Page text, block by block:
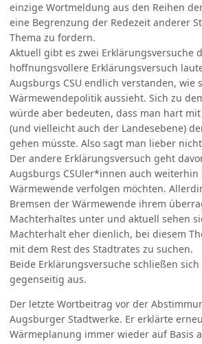
einzige Wortmeldung aus den Reihen
eine Begrenzung der Redezeit anderer
Thema zu fordern.
Aktuell gibt es zwei Erklärungsversuche
hoffnungsvollere Erklärungsversuch
Augsburgs CSU endlich verstanden, wie
Wärmewendepolitik aussieht. Sich zu
würde aber bedeuten, dass man hart
(und vielleicht auch der Landesebene)
gehen müsste. Also sagt man lieber
Der andere Erklärungsversuch geht
Augsburgs CSUler*innen auch weiterhin
Wärmewende verfolgen möchten.
Bremsen der Wärmewende ihrem
Machterhaltes unter und aktuell sehen
Machterhalt eher dienlich, bei diesem
mit dem Rest des Stadtrates zu suchen.
Beide Erklärungsversuche schließen
gegenseitig aus.
Der letzte Wortbeitrag vor der
Augsburger Stadtwerke. Er erklärte
Wärmeplanung immer wieder auf Basis